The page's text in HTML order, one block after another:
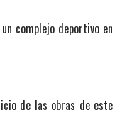
complejo deportivo en
de las obras de este